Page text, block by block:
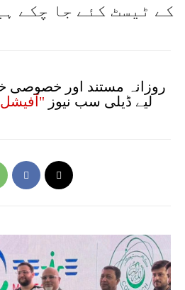
کے ٹیسٹ کئے جا چکے
روزانہ مستند اور خصوصی
لیے ڈیلی سب نیوز